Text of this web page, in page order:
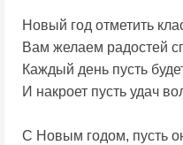
Новый год отметить
Вам желаем радостей
Каждый день пусть
И накроет пусть удач
С Новым годом, пусть